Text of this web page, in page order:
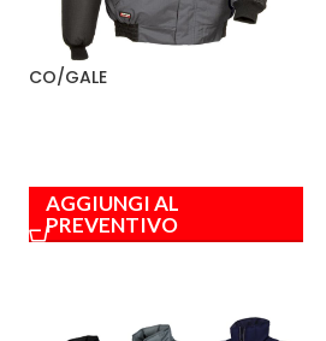
CO/GALE
AGGIUNGI AL
PREVENTIVO